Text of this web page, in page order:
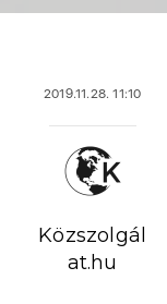
2019.11.28. 11:10
Közszolgál
at.hu